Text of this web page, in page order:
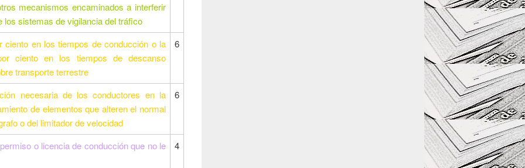
mecanismos encaminados a interferir
los sistemas de vigilancia del tráfico
en los tiempos de conducción o la
ciento en los tiempos de descanso
transporte terrestre
6
necesaria de los conductores en la
de elementos que alteren el normal
o del limitador de velocidad
6
o licencia de conducción que no le
4